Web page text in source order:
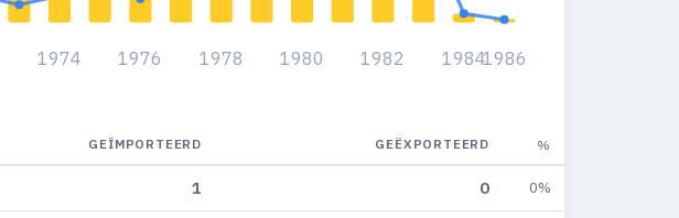
1974 1976 1978 1980 1982 19841986
GEÏMPORTEERD GEËXPORTEERD %
1 0 0%